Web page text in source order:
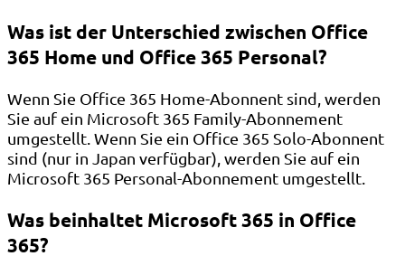
Was ist der Unterschied zwischen Office
365 Home und Office 365 Personal?
Wenn Sie Office 365 Home-Abonnent sind, werden
Sie auf ein Microsoft 365 Family-Abonnement
umgestellt. Wenn Sie ein Office 365 Solo-Abonnent
sind (nur in Japan verfügbar), werden Sie auf ein
Microsoft 365 Personal-Abonnement umgestellt.
Was beinhaltet Microsoft 365 in Office
365?